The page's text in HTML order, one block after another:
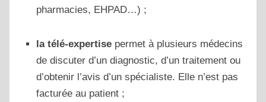
pharmacies, EHPAD…) ;
la télé-expertise permet à plusieurs médecins
de discuter d’un diagnostic, d’un traitement ou
d’obtenir l’avis d’un spécialiste. Elle n’est pas
facturée au patient ;